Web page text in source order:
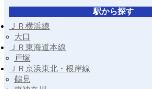
駅から探す
ＪＲ横浜線
大口
ＪＲ東海道本線
戸塚
ＪＲ京浜東北・根岸線
鶴見